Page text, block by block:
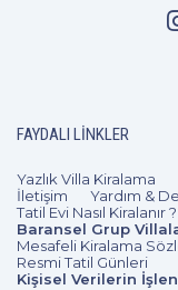
FAYDALI LINKLER
Yazlık Villa Kiralama
İletişim
Yardım &
Tatil Evi Nasıl Kiralanır ?
Baransel Grup
Mesafeli Kiralama
Resmi Tatil Günleri
Kişisel Verilerin